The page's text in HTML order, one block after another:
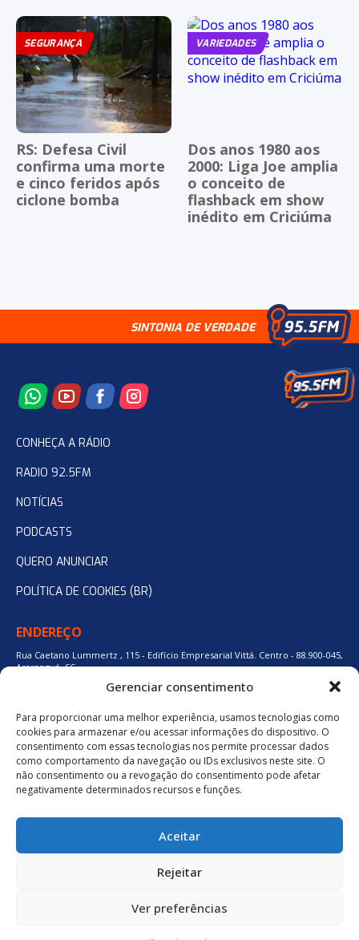
Gerenciar consentimento
Para proporcionar uma melhor experiência, usamos tecnologias como
cookies para armazenar e/ou acessar informações do dispositivo. O
consentimento com essas tecnologias nos permite processar dados
como comportamento da navegação ou IDs exclusivos neste site. O
não consentimento ou a revogação do consentimento pode afetar
negativamente determinados recursos e funções.
Aceitar
Rejeitar
Ver preferências
SEGURANÇA
RS: Defesa Civil
confirma uma morte
e cinco feridos após
ciclone bomba
VARIEDADES
Dos anos 1980 aos
2000: Liga Joe amplia
o conceito de
flashback em show
inédito em Criciúma
SINTONIA DE VERDADE
CONHEÇA A RÁDIO
RADIO 92.5FM
NOTÍCIAS
PODCASTS
QUERO ANUNCIAR
POLÍTICA DE COOKIES (BR)
ENDEREÇO
Rua Caetano Lummertz , 115 - Edifício Empresarial Vittá. Centro - 88.900-045,
Araranguá, SC.
48 3524-0137
48 9880-84667